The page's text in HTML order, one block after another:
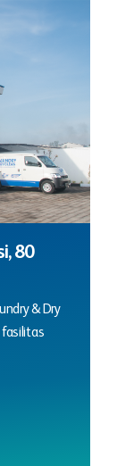
80
& Dry
fasilitas